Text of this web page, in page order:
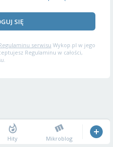
SIĘ
serwisu Wykop.pl w jego
Regulaminu w całości,
Hity Mikroblog